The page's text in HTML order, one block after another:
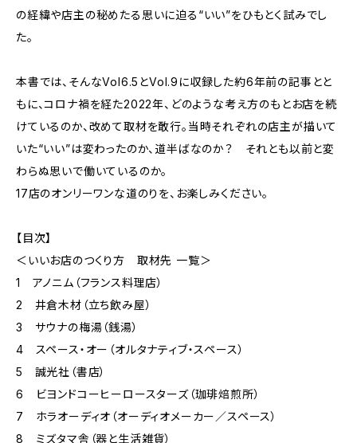
の経緯や店主の秘めたる思いに迫る“いい”をひもとく試みでし
た。
本書では、そんなVol6.5とVol.9に収録した約6年前の記事とと
もに、コロナ禍を経た2022年、どのような考え方のもとお店を続
けているのか、改めて取材を敢行。当時それぞれの店主が描いて
いた“いい”は変わったのか、道半ばなのか？ それとも以前と変
わらぬ思いで働いているのか。
17店のオンリーワンな道のりを、お楽しみください。
【目次】
＜いいお店のつくり方 取材先 一覧＞
1 アノニム（フランス料理店）
2 井倉木材（立ち飲み屋）
3 サウナの梅湯（銭湯）
4 スペース・オー（オルタナティブ・スペース）
5 誠光社（書店）
6 ビヨンドコーヒーロースターズ（珈琲焙煎所）
7 ホラオーディオ（オーディオメーカー／スペース）
8 ミズタマ舎（器と生活雑貨）